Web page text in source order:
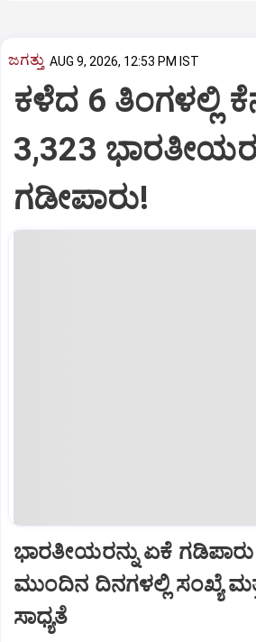
ಜಗತ್ತು AUG 9, 2026, 12:53 PM IST
ಕಳೆದ 6 ತಿಂಗಳಲ್ಲಿ
3,323
ಗಡೀಪಾರು!
ಭಾರತೀಯರನ್ನು ಏಕೆ
ಮುಂದಿನ ದಿನಗಳಲ್ಲಿ ಸಂಖ್ಯೆ
ಸಾಧ್ಯತೆ